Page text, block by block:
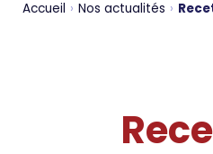
Accueil › Nos actualités ›